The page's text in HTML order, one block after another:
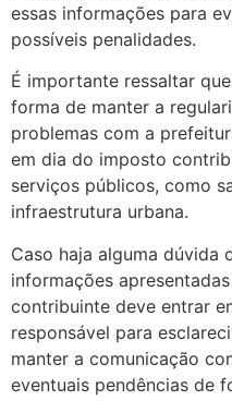
essas informações para
possíveis penalidades.
É importante ressaltar
forma de manter a
problemas com a
em dia do imposto
serviços públicos, como
infraestrutura urbana.
Caso haja alguma dúvida
informações
contribuinte deve entrar
responsável para
manter a comunicação
eventuais pendências de